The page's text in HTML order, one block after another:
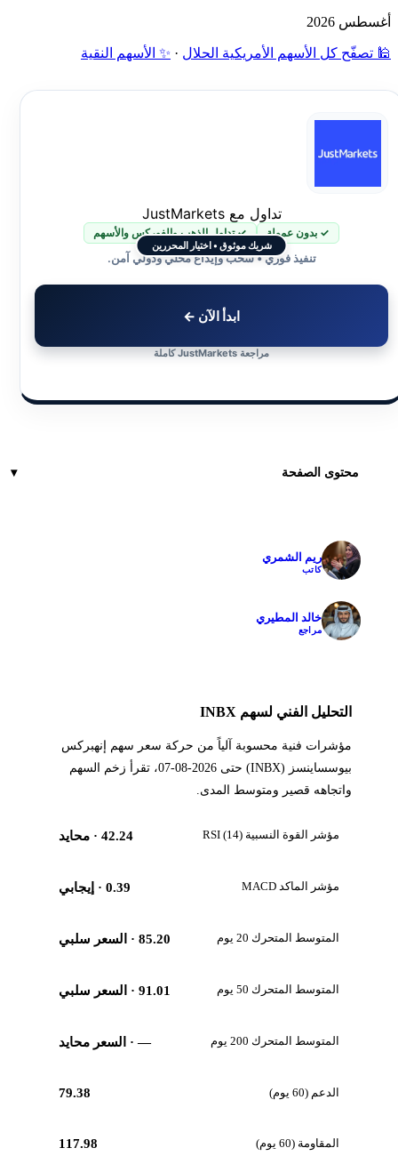
أغسطس 2026
🕌 تصفّح كل الأسهم الأمريكية الحلال · ✨ الأسهم النقية
شريك موثوق • اختيار المحررين
تداول مع JustMarkets
✓ بدون عمولة ✓ تداول الذهب والفوركس والأسهم
تنفيذ فوري • سحب وإيداع محلي ودولي آمن.
ابدأ الآن ←
مراجعة JustMarkets كاملة
محتوى الصفحة
ريم الشمري
كاتب
خالد المطيري
مراجع
التحليل الفني لسهم INBX
مؤشرات فنية محسوبة آلياً من حركة سعر سهم إنهبركس
بيوسساينسز (INBX) حتى 2026-08-07، تقرأ زخم السهم
واتجاهه قصير ومتوسط المدى.
مؤشر القوة النسبية RSI (14) 42.24· محايد
مؤشر الماكد MACD 0.39· إيجابي
المتوسط المتحرك 20 يوم 85.20· السعر سلبي
المتوسط المتحرك 50 يوم 91.01· السعر سلبي
المتوسط المتحرك 200 يوم —· السعر محايد
الدعم (60 يوم) 79.38
المقاومة (60 يوم) 117.98